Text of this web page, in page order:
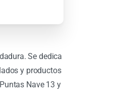
Se dedica
y productos
Nave 13 y